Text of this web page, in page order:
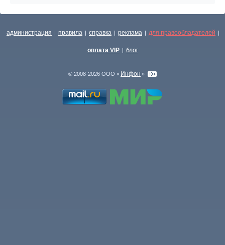
администрация | правила | справка | реклама | для правообладателей |
оплата VIP | блог
© 2008-2026 ООО « Инфон »